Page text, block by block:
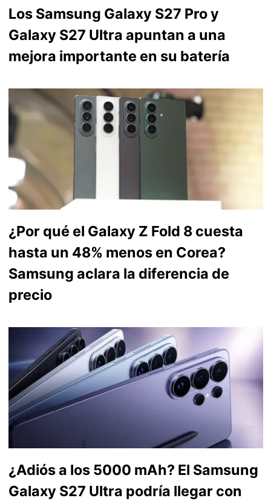
Los Samsung Galaxy S27 Pro y
Galaxy S27 Ultra apuntan a una
mejora importante en su batería
¿Por qué el Galaxy Z Fold 8 cuesta
hasta un 48% menos en Corea?
Samsung aclara la diferencia de
precio
¿Adiós a los 5000 mAh? El Samsung
Galaxy S27 Ultra podría llegar con